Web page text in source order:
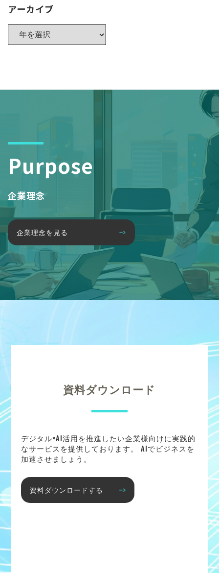
アーカイブ
Purpose
企業理念
企業理念を見る
資料ダウンロード
デジタル×AI活用を推進したい企業様向けに実践的
なサービスを提供しております。 AIでビジネスを
加速させましょう。
資料ダウンロードする